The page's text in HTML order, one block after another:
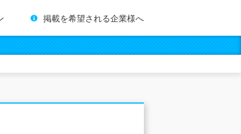
掲載を希望される企業様へ